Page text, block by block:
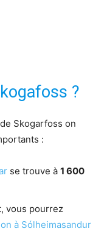
?
Skogarfoss on
:
se trouve à 1 600
vous pourrez
à Sólheimasandur